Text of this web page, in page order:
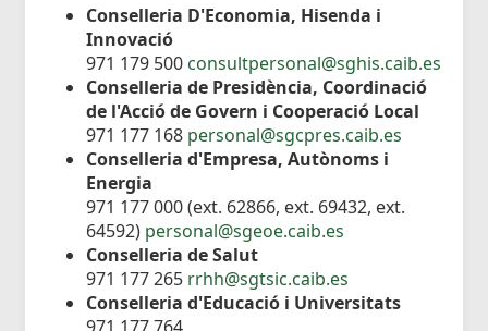
Conselleria D'Economia, Hisenda i
Innovació
971 179 500 consultpersonal@sghis.caib.es
Conselleria de Presidència, Coordinació
de l'Acció de Govern i Cooperació Local
971 177 168 personal@sgcpres.caib.es
Conselleria d'Empresa, Autònoms i
Energia
971 177 000 (ext. 62866, ext. 69432, ext.
64592) personal@sgeoe.caib.es
Conselleria de Salut
971 177 265 rrhh@sgtsic.caib.es
Conselleria d'Educació i Universitats